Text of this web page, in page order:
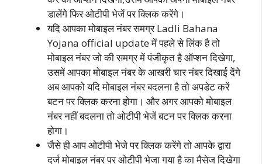
डालेंगेे फिर ओटीपी भेजें पर क्लिक करेंगे।
यदि आपका मोबाइल नंबर समग्र Ladli Bahana
Yojana official update में पहले से लिंक है तो
मोबाइल नंबर जो की समग्र में पंजीकृत है ऑप्‍शन दिखेगा,
उसमें आपका मोबाइल नंबर के आखरी चार नंबर दिखाई देंगे
अब आपको यदि मोबाइल नंबर बदलना है तो अपडेट करें
बटन पर क्लिक करना होगा। और अगर आपको मोबाइल
नंबर नहीं बदलना तो ओटीपी भेजें बटन पर क्लिक करना
होगा।
जैसे ही आप ओटीपी भेजे पर क्लिक करेंगे तो आपके द्वारा
दर्ज मोबाइल नंबर पर ओटीपी भेजा गया है का मैसेज दिखेगा